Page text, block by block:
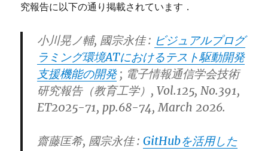
究報告に以下の通り掲載されています．
小川晃ノ輔, 國宗永佳 : ビジュアルプログ
ラミング環境ATにおけるテスト駆動開発
支援機能の開発; 電子情報通信学会技術
研究報告（教育工学）, Vol.125, No.391,
ET2025-71, pp.68-74, March 2026.
齋藤匡希, 國宗永佳 :GitHubを活用した